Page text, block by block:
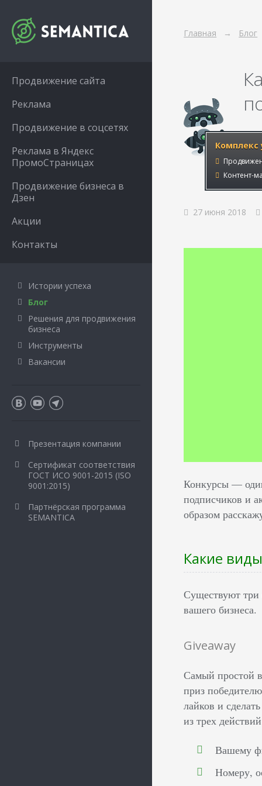
Главная Блог
Комплекс
Контент-
27 июня 2018
Конкурсы ––
подписчиков и
образом
Какие
Существуют три
вашего бизнеса.
Giveaway
Самый простой
приз
лайков и
из трех
Вашему
Номеру,
Продвижение сайта
Реклама
Продвижение в соцсетях
Реклама в Яндекс
ПромоСтраницах
Продвижение бизнеса в
Дзен
Акции
Контакты
Истории успеха
Блог
Решения для продвижения
бизнеса
Инструменты
Вакансии
Презентация компании
Сертификат соответствия
ГОСТ ИСО 9001-2015 (ISO
9001:2015)
Партнёрская программа
SEMANTICA